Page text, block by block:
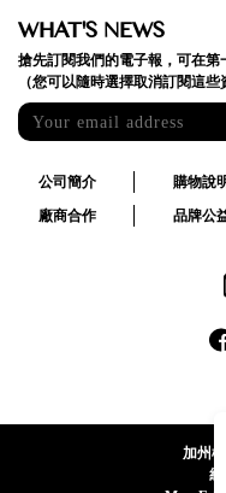
WHAT'S NEWS
搶先訂閱我們的電子報，可在第
（您可以隨時選擇取消訂閱這些
公司簡介 購物說
廠商合作
品牌公
加州
統